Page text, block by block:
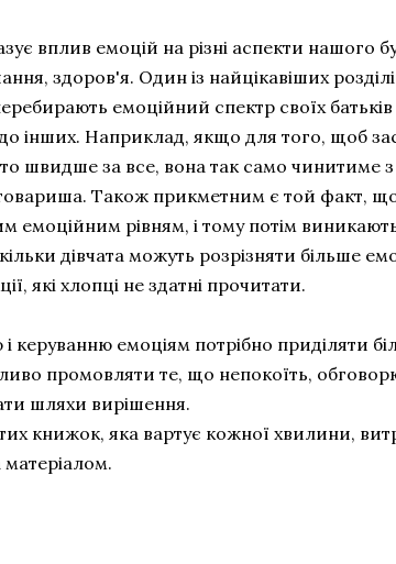
вплив емоцій на різні аспекти нашого
здоров'я. Один із найцікавіших
емоційний спектр своїх батьків
інших. Наприклад, якщо для того, щоб
швидше за все, вона так само чинитиме
Також прикметним є той факт,
емоційним рівням, і тому потім
дівчата можуть розрізняти більше
які хлопці не здатні прочитати.
керуванню емоціям потрібно приділяти
промовляти те, що непокоїть,
шляхи вирішення.
книжок, яка вартує кожної хвилини,